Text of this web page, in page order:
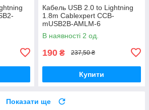
Кабель USB 2.0 to Lightning
1.8m Cablexpert CCB-
mUSB2B-AMLM-6
В наявності 2 од.
190 ₴ 237,50 ₴
Купити
Показати ще